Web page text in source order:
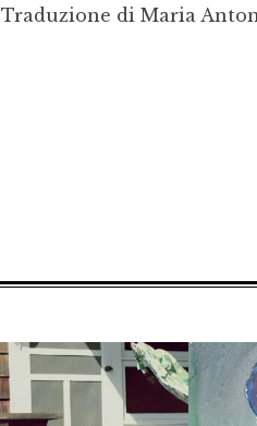
Traduzione di Maria